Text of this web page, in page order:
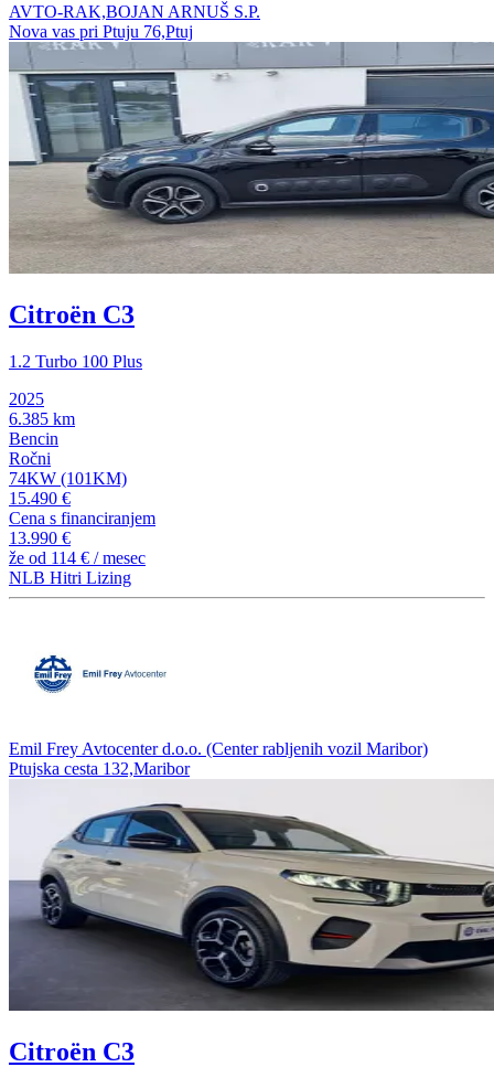
AVTO-RAK,BOJAN ARNUŠ S.P.
Nova vas pri Ptuju 76,Ptuj
Citroën C3
1.2 Turbo 100 Plus
2025
6.385 km
Bencin
Ročni
74KW (101KM)
15.490 €
Cena s financiranjem
13.990 €
že od 114 € / mesec
NLB Hitri Lizing
Emil Frey Avtocenter d.o.o. (Center rabljenih vozil Maribor)
Ptujska cesta 132,Maribor
Citroën C3